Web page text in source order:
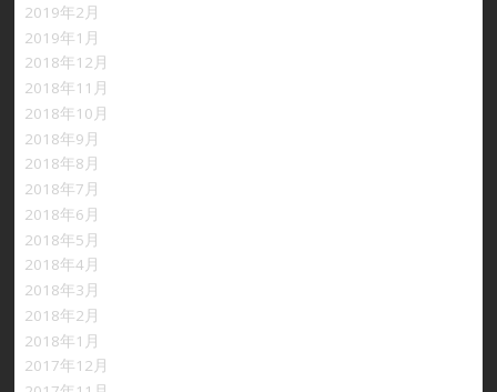
2019年2月
2019年1月
2018年12月
2018年11月
2018年10月
2018年9月
2018年8月
2018年7月
2018年6月
2018年5月
2018年4月
2018年3月
2018年2月
2018年1月
2017年12月